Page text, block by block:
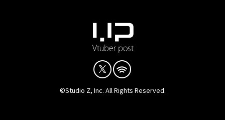
©Studio Z, Inc. All Rights Reserved.